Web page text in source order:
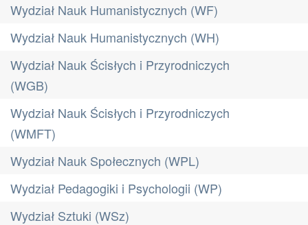
Wydział Nauk Humanistycznych (WF)
Wydział Nauk Humanistycznych (WH)
Wydział Nauk Ścisłych i Przyrodniczych
(WGB)
Wydział Nauk Ścisłych i Przyrodniczych
(WMFT)
Wydział Nauk Społecznych (WPL)
Wydział Pedagogiki i Psychologii (WP)
Wydział Sztuki (WSz)